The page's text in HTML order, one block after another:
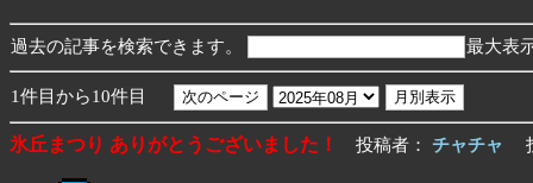
過去の記事を検索できます。 最大表
1件目から10件目
氷丘まつり ありがとうございました！ 投稿者： チャチャ